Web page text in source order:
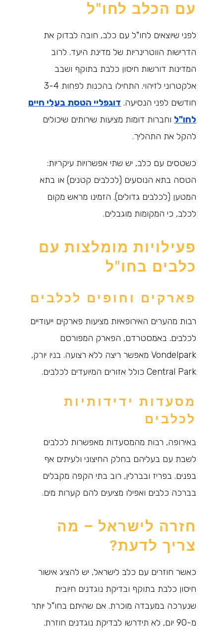
עם הכלב לחו"ל
לפני שיוצאים לחו"ל עם כלב, חובה לבדוק את
הדרישות הווטרינריות של מדינת היעד. לרוב
המדינות דורשות חיסון כלבת בתוקף ושבב
אלקטרוני לזיהוי. התחילו בהכנות לפחות 3-4
חודשים לפני הנסיעה. דוגפליי הטסת בעלי חיים
לחו"ל וחברות דומות מציעות שירותים שיכולים
להקל את התהליך.
כשטסים עם כלב, יש שתי אפשרויות עיקריות:
הטסה בתא הנוסעים (לכלבים קטנים) או בתא
המטען (לכלבים גדולים). הזמינו מראש מקום
לכלב, כי המקומות מוגבלים.
פעילויות מומלצות עם
כלבים בחו"ל
פארקים וחופים לכלבים
רבות מהערים האירופאיות מציעות פארקים ייעודיים
לכלבים. באמסטרדם, הפארק המפורסם
Vondelpark מאפשר ריצה ללא רצועה. בניו יורק,
Central Park כולל אזורים המיועדים לכלבים.
מסעדות ידידותיות
לכלבים
באירופה, רבות מהמסעדות מאפשרות לכלבים
לשבת עם בעליהם בחלק החיצוני ולעיתים אף
בפנים. בפריז ובברלין, רוב בתי הקפה מקבלים
בברכה כלבים ואפילו מציעים להם קערות מים.
חזרה לישראל – מה
צריך לדעת?
כאשר חוזרים עם כלב לישראל, יש להציג אישור
חיסון כלבת בתוקף ובדיקת נוגדנים חיובית
שנערכה במעבדה מוכרת. אם שהיתם בחו"ל יותר
מ-90 יום, לא תידרשו לבדיקת נוגדנים חוזרת.